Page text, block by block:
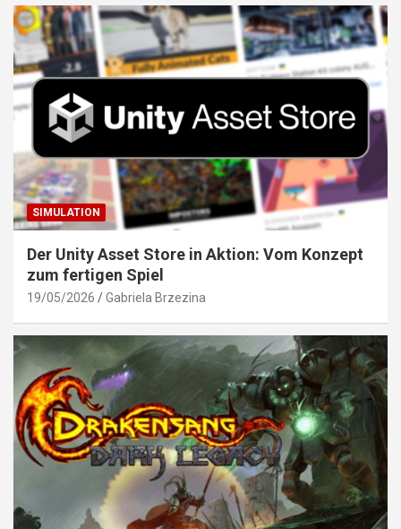
SIMULATION
Der Unity Asset Store in Aktion: Vom Konzept
zum fertigen Spiel
19/05/2026 Gabriela Brzezina